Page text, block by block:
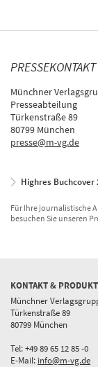
PRESSEKONTAKT
Münchner
Presseabteilung
Türkenstraße 89
80799 München
presse@m-vg.de
Highres Buchcover
Für Ihre journalistische
besuchen Sie unseren
KONTAKT &
Münchner
Türkenstraße 89
80799 München
Tel: +49 89 65 12 85 -0
E-Mail: info@m-vg.de